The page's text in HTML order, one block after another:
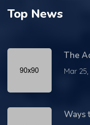
Top News
The
Mar
Ways